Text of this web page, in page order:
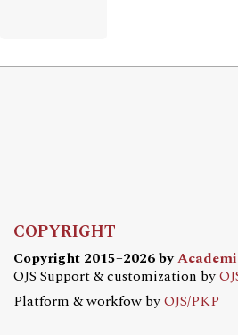
COPYRIGHT
Copyright 2015–2026 by
OJS Support & customization by
Platform & workfow byOJS/PKP